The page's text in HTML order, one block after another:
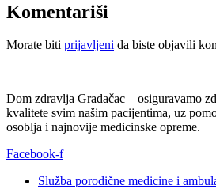
Komentariši
Morate biti prijavljeni da biste objavili
Dom zdravlja Gradačac – osiguravamo
kvalitete svim našim pacijentima, uz
osoblja i najnovije medicinske opreme.
Facebook-f
Služba porodične medicine i